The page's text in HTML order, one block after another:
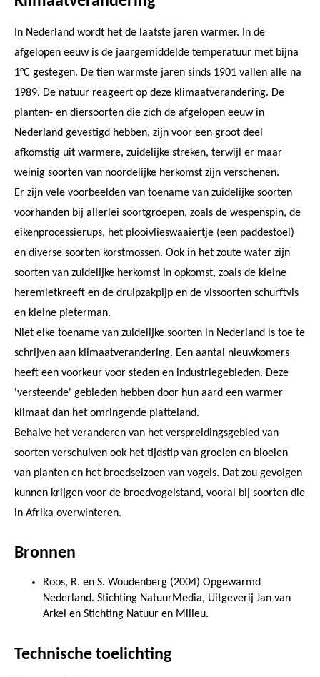
In Nederland wordt het de laatste jaren warmer. In de
afgelopen eeuw is de jaargemiddelde temperatuur met bijna
1°C gestegen. De tien warmste jaren sinds 1901 vallen alle na
1989. De natuur reageert op deze klimaatverandering. De
planten- en diersoorten die zich de afgelopen eeuw in
Nederland gevestigd hebben, zijn voor een groot deel
afkomstig uit warmere, zuidelijke streken, terwijl er maar
weinig soorten van noordelijke herkomst zijn verschenen.
Er zijn vele voorbeelden van toename van zuidelijke soorten
voorhanden bij allerlei soortgroepen, zoals de wespenspin, de
eikenprocessierups, het plooivlieswaaiertje (een paddestoel)
en diverse soorten korstmossen. Ook in het zoute water zijn
soorten van zuidelijke herkomst in opkomst, zoals de kleine
heremietkreeft en de druipzakpijp en de vissoorten schurftvis
en kleine pieterman.
Niet elke toename van zuidelijke soorten in Nederland is toe te
schrijven aan klimaatverandering. Een aantal nieuwkomers
heeft een voorkeur voor steden en industriegebieden. Deze
'versteende' gebieden hebben door hun aard een warmer
klimaat dan het omringende platteland.
Behalve het veranderen van het verspreidingsgebied van
soorten verschuiven ook het tijdstip van groeien en bloeien
van planten en het broedseizoen van vogels. Dat zou gevolgen
kunnen krijgen voor de broedvogelstand, vooral bij soorten die
in Afrika overwinteren.
Bronnen
Roos, R. en S. Woudenberg (2004) Opgewarmd
Nederland. Stichting NatuurMedia, Uitgeverij Jan van
Arkel en Stichting Natuur en Milieu.
Technische toelichting